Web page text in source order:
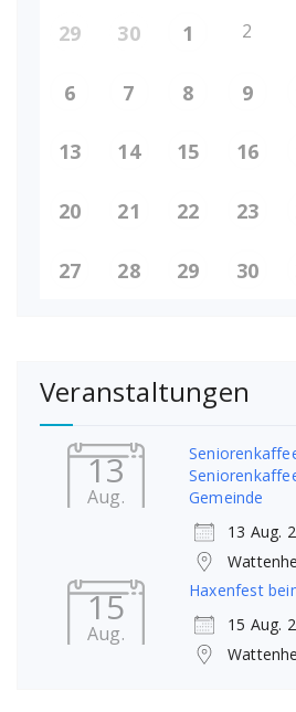
29 30 1 2
6 7 8 9
13 14 15 16
20 21 22 23
27 28 29 30
Veranstaltungen
13
Aug.
Gemeinde
13 Aug.
15
Aug.
Haxenfest
15 Aug.